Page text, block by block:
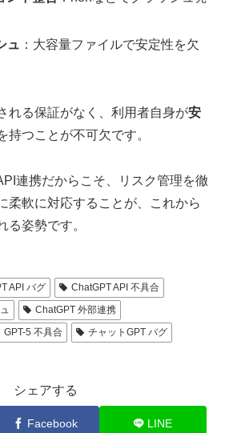
ュ ：大容量ファイルで安定性を欠
れる保証がなく、利用者自身が安
持つことが不可欠です。
連携だからこそ、リスク管理を徹
柔軟に対応することが、これから
る姿勢です。
API バグ
ChatGPT API 不具合
ChatGPT 外部連携
GPT-5 不具合
チャットGPT バグ
シェアする
Facebook LINE